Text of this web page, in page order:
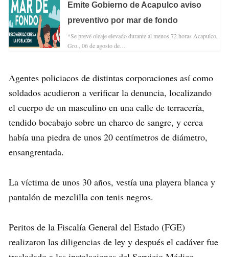
Emite Gobierno de Acapulco aviso
preventivo por mar de fondo
*Se prevé oleaje elevado durante al menos 72 horas Acapulco,
Gro., 06 de agosto de…
Agentes policiacos de distintas corporaciones así como
soldados acudieron a verificar la denuncia, localizando
el cuerpo de un masculino en una calle de terracería,
tendido bocabajo sobre un charco de sangre, y cerca
había una piedra de unos 20 centímetros de diámetro,
ensangrentada.
La víctima de unos 30 años, vestía una playera blanca y
pantalón de mezclilla con tenis negros.
Peritos de la Fiscalía General del Estado (FGE)
realizaron las diligencias de ley y después el cadáver fue